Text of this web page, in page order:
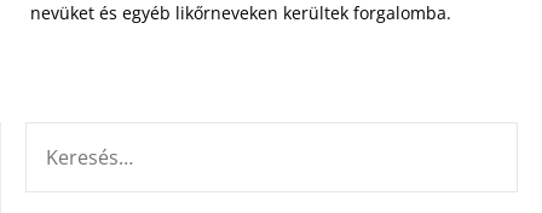
nevüket és egyéb likőrneveken kerültek forgalomba.